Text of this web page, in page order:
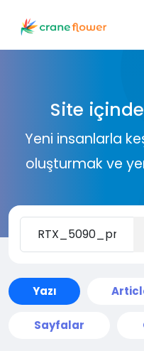
Site
Yeni insanlarla
oluşturmak ve
Yazı
Sayfalar